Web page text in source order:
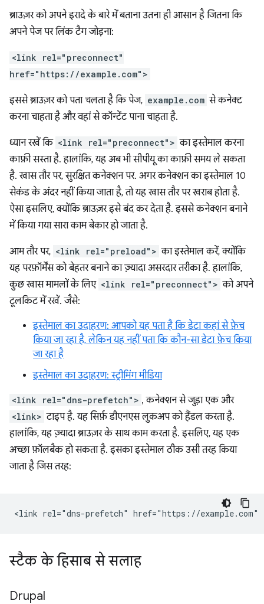
ब्राउज़र को अपने इरादे के बारे में बताना उतना ही आसान है जितना कि
अपने पेज पर लिंक टैग जोड़ना:
<link rel="preconnect"
href="https://example.com">
इससे ब्राउज़र को पता चलता है कि पेज, example.com से कनेक्ट
करना चाहता है और वहां से कॉन्टेंट पाना चाहता है.
ध्यान रखें कि <link rel="preconnect"> का इस्तेमाल करना
काफ़ी सस्ता है. हालांकि, यह अब भी सीपीयू का काफ़ी समय ले सकता
है. खास तौर पर, सुरक्षित कनेक्शन पर. अगर कनेक्शन का इस्तेमाल 10
सेकंड के अंदर नहीं किया जाता है, तो यह खास तौर पर खराब होता है.
ऐसा इसलिए, क्योंकि ब्राउज़र इसे बंद कर देता है. इससे कनेक्शन बनाने
में किया गया सारा काम बेकार हो जाता है.
आम तौर पर, <link rel="preload"> का इस्तेमाल करें, क्योंकि
यह परफ़ॉर्मेंस को बेहतर बनाने का ज़्यादा असरदार तरीका है. हालांकि,
कुछ खास मामलों के लिए <link rel="preconnect"> को अपने
टूलकिट में रखें. जैसे:
इस्तेमाल का उदाहरण: आपको यह पता है कि डेटा कहां से फ़ेच
किया जा रहा है, लेकिन यह नहीं पता कि कौन-सा डेटा फ़ेच किया
जा रहा है
इस्तेमाल का उदाहरण: स्ट्रीमिंग मीडिया
<link rel="dns-prefetch"> , कनेक्शन से जुड़ा एक और
<link> टाइप है. यह सिर्फ़ डीएनएस लुकअप को हैंडल करता है.
हालांकि, यह ज़्यादा ब्राउज़र के साथ काम करता है. इसलिए, यह एक
अच्छा फ़ॉलबैक हो सकता है. इसका इस्तेमाल ठीक उसी तरह किया
जाता है जिस तरह:
स्टैक के हिसाब से सलाह
Drupal